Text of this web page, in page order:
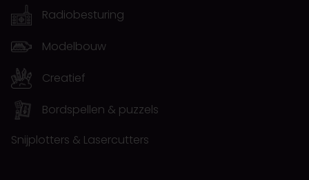
Radiobesturing
Modelbouw
Creatief
Bordspellen & puzzels
Snijplotters & Lasercutters